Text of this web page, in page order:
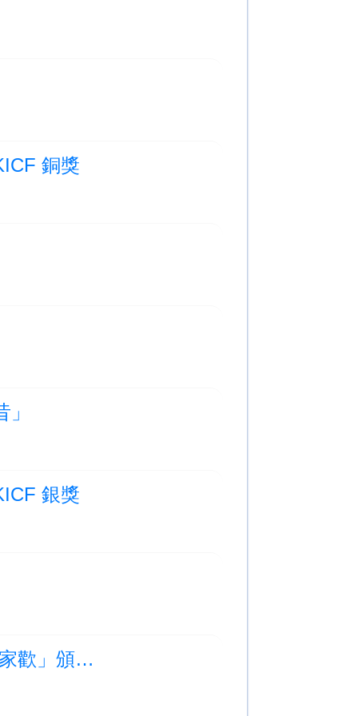
銅獎
銀獎
學校相片更新:「至童道合·冬至學童道路安全合家歡」頒獎典禮